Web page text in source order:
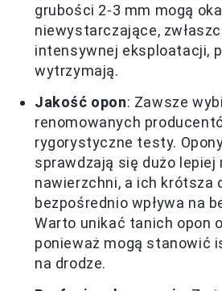
grubości 2-3 mm mogą
niewystarczające,
intensywnej eksploatacji,
wytrzymają.
Jakość opon: Zawsze
renomowanych
rygorystyczne testy.
sprawdzają się dużo lepiej
nawierzchni, a ich krótsza
bezpośrednio wpływa na
Warto unikać tanich opon
ponieważ mogą stanowić
na drodze.